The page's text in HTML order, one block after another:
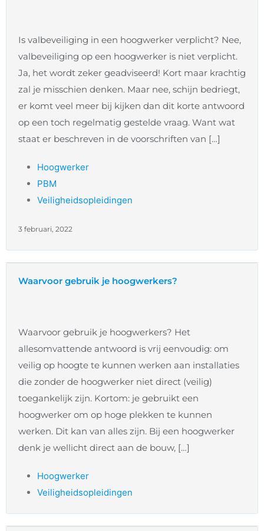
Is valbeveiliging in een hoogwerker verplicht? Nee,
valbeveiliging op een hoogwerker is niet verplicht.
Ja, het wordt zeker geadviseerd! Kort maar krachtig
zal je misschien denken. Maar nee, schijn bedriegt,
er komt veel meer bij kijken dan dit korte antwoord
op een toch regelmatig gestelde vraag. Want wat
staat er beschreven in de voorschriften van […]
Hoogwerker
PBM
Veiligheidsopleidingen
3 februari, 2022
Waarvoor gebruik je hoogwerkers?
Waarvoor gebruik je hoogwerkers? Het
allesomvattende antwoord is vrij eenvoudig: om
veilig op hoogte te kunnen werken aan installaties
die zonder de hoogwerker niet direct (veilig)
toegankelijk zijn. Kortom: je gebruikt een
hoogwerker om op hoge plekken te kunnen
werken. Dit kan van alles zijn. Bij een hoogwerker
denk je wellicht direct aan de bouw, […]
Hoogwerker
Veiligheidsopleidingen